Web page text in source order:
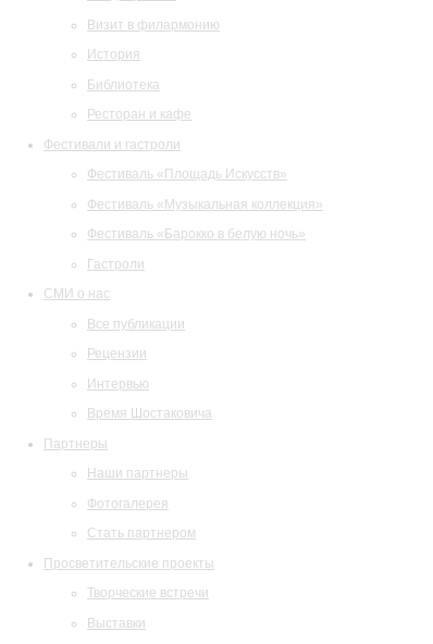
Визит в филармонию
История
Библиотека
Ресторан и кафе
Фестивали и гастроли
Фестиваль «Площадь Искусств»
Фестиваль «Музыкальная коллекция»
Фестиваль «Барокко в белую ночь»
Гастроли
СМИ о нас
Все публикации
Рецензии
Интервью
Время Шостаковича
Партнеры
Наши партнеры
Фотогалерея
Стать партнером
Просветительские проекты
Творческие встречи
Выставки